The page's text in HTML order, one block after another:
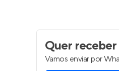
Quer receber
Vamos enviar por